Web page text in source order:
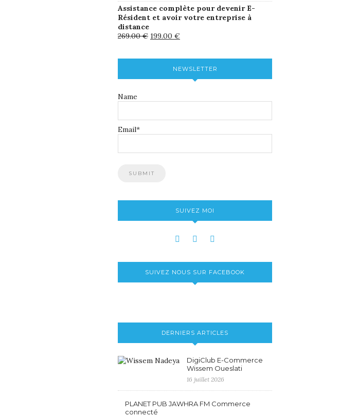
Assistance complète pour devenir E-
Résident et avoir votre entreprise à
distance
269.00€ 199.00 €
NEWSLETTER
Name
Email*
SUIVEZ MOI
SUIVEZ NOUS SUR FACEBOOK
DERNIERS ARTICLES
DigiClub E-Commerce
Wissem Oueslati
16 juillet 2026
PLANET PUB JAWHRA FM Commerce
connecté